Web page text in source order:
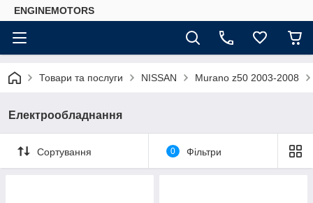
ENGINEMOTORS
Товари та послуги NISSAN Murano z50 2003-2008
Електрообладнання
Сортування 0 Фільтри